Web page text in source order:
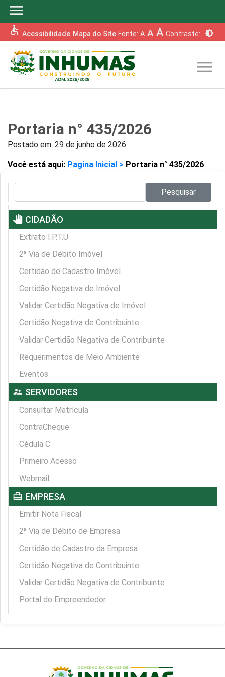
menu
accessible Acessibilidade Mapa do Site Fonte: A A A Contraste: brightness_6
menu
Portaria n° 435/2026
Postado em: 29 de junho de 2026
Você está aqui: Pagina Inicial > Portaria n° 435/2026
Pesquisar
pan_tool CIDADÃO
Extrato I.P.T.U
2ª Via de Débito Imóvel
Certidão de Cadastro Imóvel
Certidão Negativa de Imóvel
Validar Certidão Negativa de Imóvel
Certidão Negativa de Contribuinte
Validar Certidão Negativa de Contribuinte
Requerimentos de Meio Ambiente
Eventos
supervisor_account SERVIDORES
Consultar Matrícula
ContraCheque
Cédula C
Primeiro Acesso
Webmail
card_travel EMPRESA
Emitir Nota Fiscal
2ª Via de Débito de Empresa
Certidão de Cadastro da Empresa
Certidão Negativa de Contribuinte
Validar Certidão Negativa de Contribuinte
Portal do Empreendedor